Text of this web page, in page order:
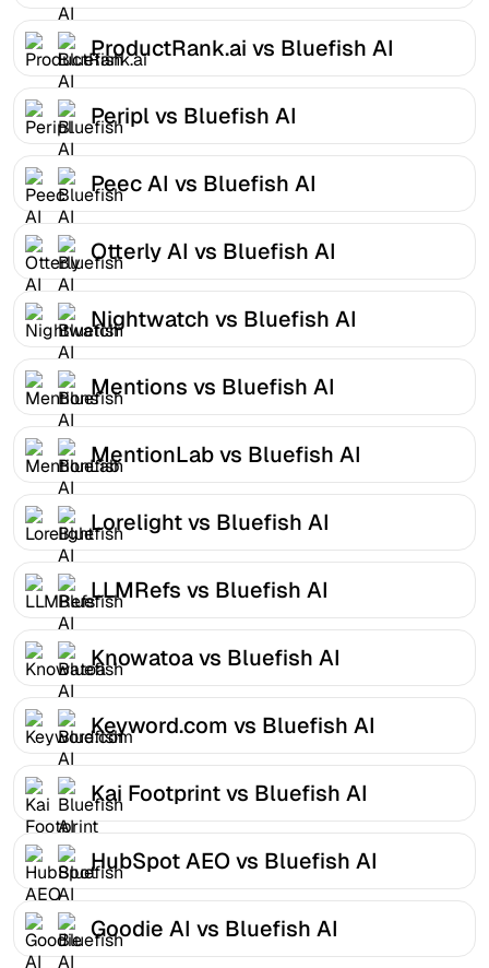
ProductRank.ai vs Bluefish AI
Peripl vs Bluefish AI
Peec AI vs Bluefish AI
Otterly AI vs Bluefish AI
Nightwatch vs Bluefish AI
Mentions vs Bluefish AI
MentionLab vs Bluefish AI
Lorelight vs Bluefish AI
LLMRefs vs Bluefish AI
Knowatoa vs Bluefish AI
Keyword.com vs Bluefish AI
Kai Footprint vs Bluefish AI
HubSpot AEO vs Bluefish AI
Goodie AI vs Bluefish AI